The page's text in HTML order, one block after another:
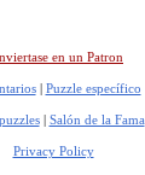
en un Patron
| Puzzle específico
| Salón de la Fama
Privacy Policy